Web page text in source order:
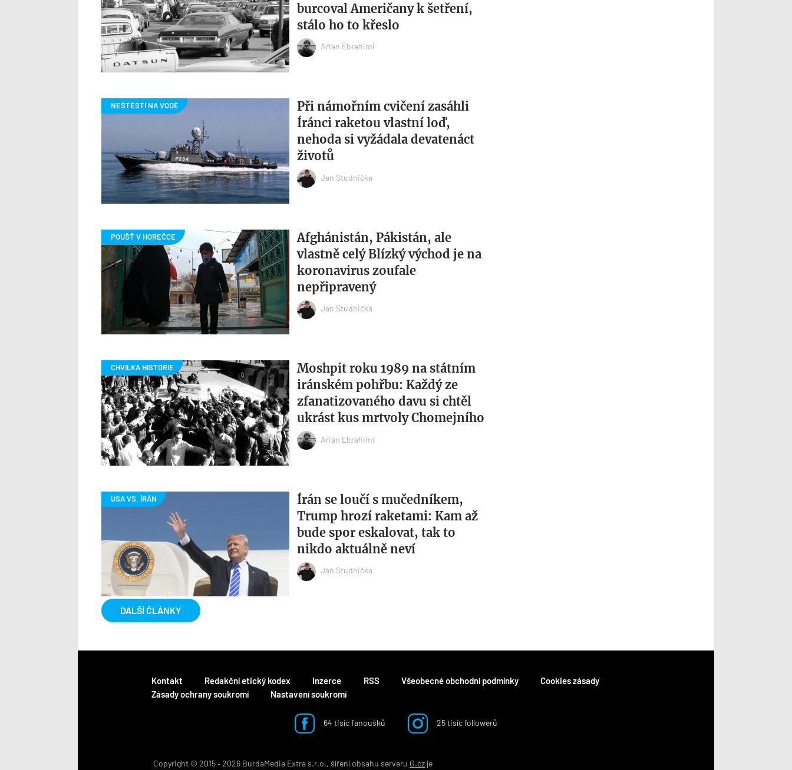
burcoval Američany k šetření,
stálo ho to křeslo
Arian Ebrahimi
Při námořním cvičení zasáhli
Íránci raketou vlastní loď,
nehoda si vyžádala devatenáct
životů
Jan Studnička
Afghánistán, Pákistán, ale
vlastně celý Blízký východ je na
koronavirus zoufale
nepřipravený
Jan Studnička
Moshpit roku 1989 na státním
iránském pohřbu: Každý ze
zfanatizovaného davu si chtěl
ukrást kus mrtvoly Chomejního
Arian Ebrahimi
Írán se loučí s mučedníkem,
Trump hrozí raketami: Kam až
bude spor eskalovat, tak to
nikdo aktuálně neví
Jan Studnička
DALŠÍ ČLÁNKY
Kontakt Redakční etický kodex Inzerce RSS Všeobecné obchodní podmínky
Cookies zásady
Zásady ochrany soukromí
Nastavení soukromí
64 tisíc fanoušků 25 tisíc followerů
Copyright © 2015 ‐ 2026 BurdaMedia Extra s.r.o., šíření obsahu serveru G.cz je